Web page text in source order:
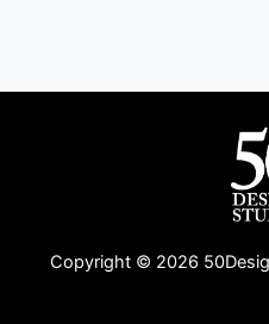
Copyright © 2026